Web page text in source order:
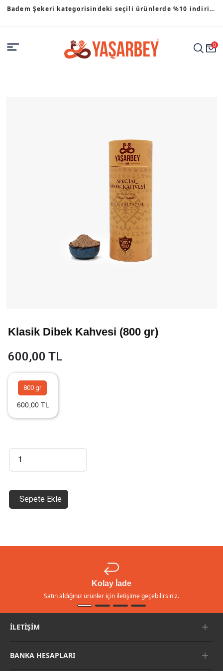
Badem Şekeri kategorisindeki seçili ürünlerde %10 indirim
0
Klasik Dibek Kahvesi (800 gr)
600,00 TL
Sepete Ekle
800 gr
600,00 TL
Kolay İade
Satın aldığınız ürünler için iletişime geçebilirsiniz.
İLETIŞIM
BANKA HESAPLARI